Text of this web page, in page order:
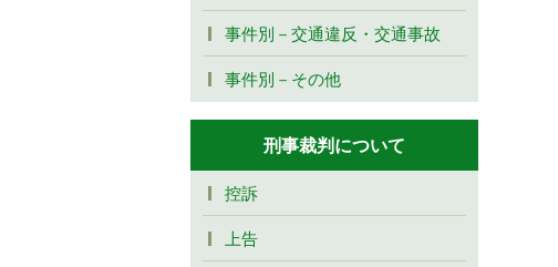
事件別－交通違反・交通事故
事件別－その他
刑事裁判について
控訴
上告